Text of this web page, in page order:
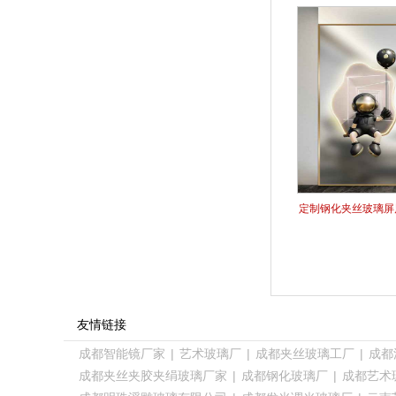
定制钢化夹丝玻璃
友情链接
成都智能镜厂家 | 艺术玻璃厂 | 成都夹丝玻璃工厂 | 成
成都夹丝夹胶夹绢玻璃厂家 | 成都钢化玻璃厂 | 成都艺术